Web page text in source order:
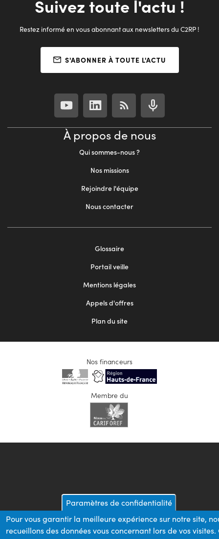
Suivez toute l'actu !
Restez informé en vous abonnant aux newsletters du C2RP !
S'ABONNER À TOUTE L'ACTU
À propos de nous
Qui sommes-nous ?
Nos missions
Rejoindre l'équipe
Nous contacter
Glossaire
Portail veille
Mentions légales
Appels d'offres
Plan du site
Nos financeurs
Membre du
Paramètres de confidentialité
Pour vous garantir la meilleure expérience sur notre site,
recueillons des données vous concernant lors de vos visites.